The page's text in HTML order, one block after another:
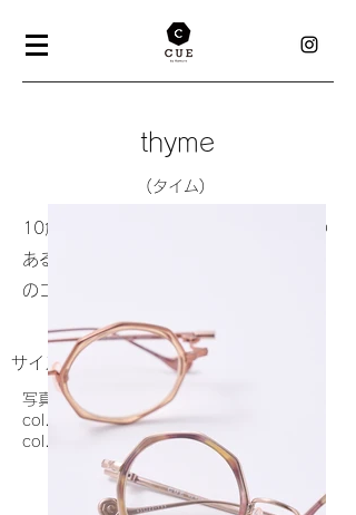
thyme
(タイム)
​10角形のメタルのきらめきと瑞々しさの
ある高密度プラスチックのインナーセル
のコンビネーションモデル。
サイズ45□22 133
写真上から
col.733 (クリアブラウン）
col.302（パープルイエローデミ）